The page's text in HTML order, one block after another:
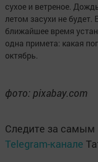
сухое и ветреное.
летом засухи не
ближайшее время
одна примета: какая
октябрь.
фото: pixabay.com
Следите за
Telegram-канале